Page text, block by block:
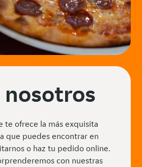
nosotros
te ofrece la más exquisita
que puedes encontrar en
o haz tu pedido online.
con nuestras